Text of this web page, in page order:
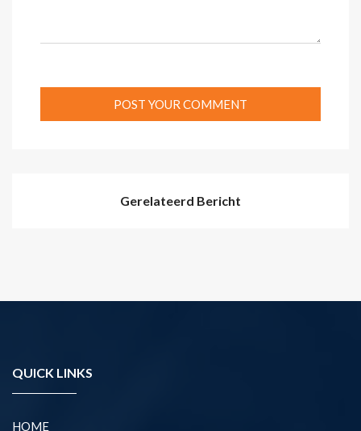
Gerelateerd Bericht
QUICK LINKS
HOME